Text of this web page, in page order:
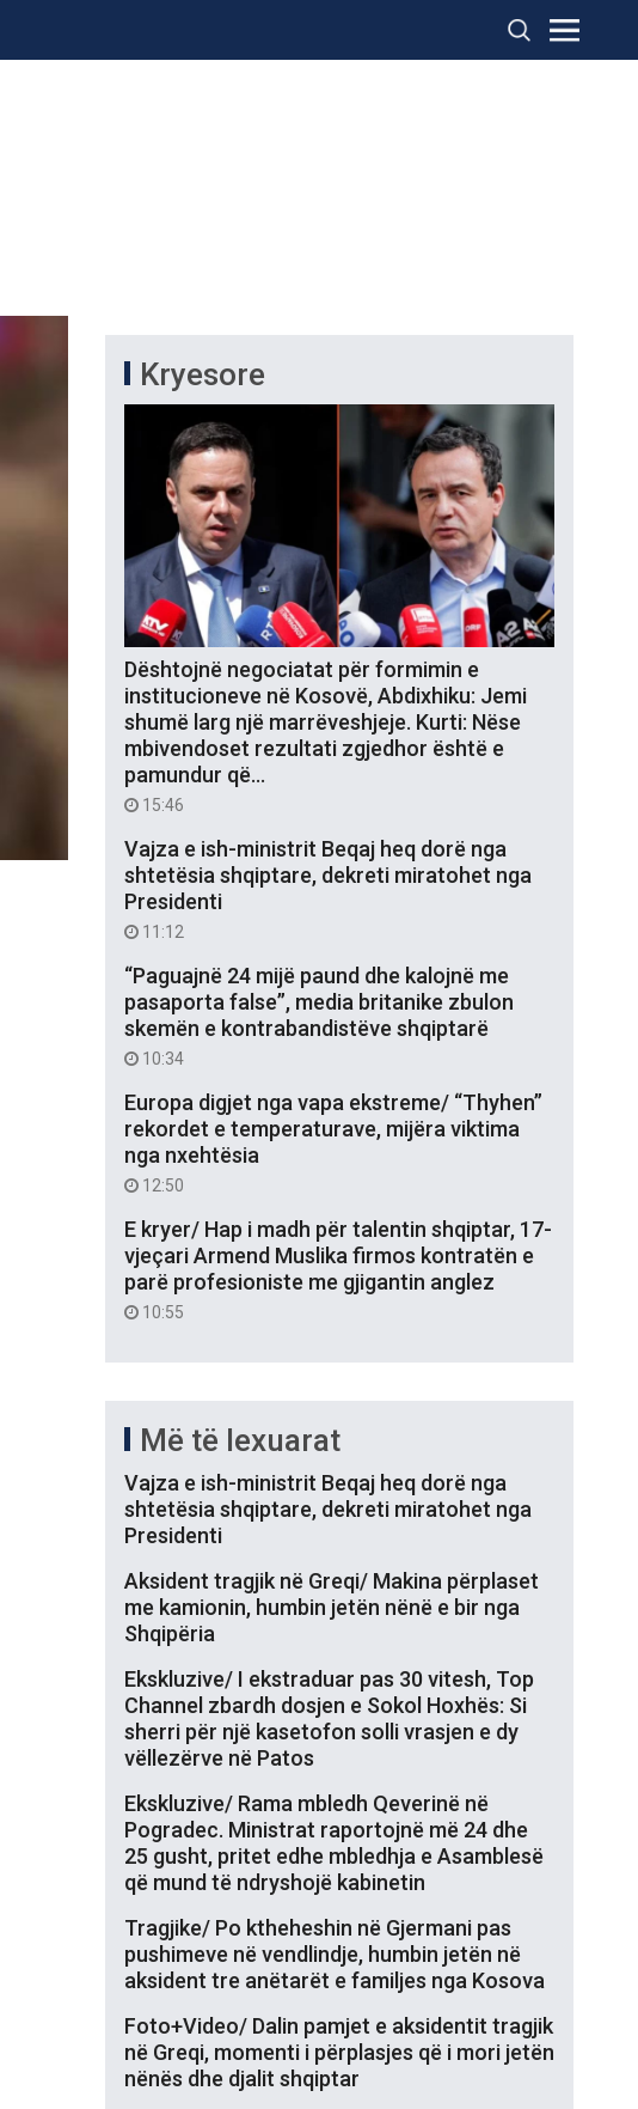
Kryesore
Dështojnë negociatat për formimin e
institucioneve në Kosovë, Abdixhiku: Jemi
shumë larg një marrëveshjeje. Kurti: Nëse
mbivendoset rezultati zgjedhor është e
pamundur që…
15:46
Vajza e ish-ministrit Beqaj heq dorë nga
shtetësia shqiptare, dekreti miratohet nga
Presidenti
11:12
“Paguajnë 24 mijë paund dhe kalojnë me
pasaporta false”, media britanike zbulon
skemën e kontrabandistëve shqiptarë
10:34
Europa digjet nga vapa ekstreme/ “Thyhen”
rekordet e temperaturave, mijëra viktima
nga nxehtësia
12:50
E kryer/ Hap i madh për talentin shqiptar, 17-
vjeçari Armend Muslika firmos kontratën e
parë profesioniste me gjigantin anglez
10:55
Më të lexuarat
Vajza e ish-ministrit Beqaj heq dorë nga
shtetësia shqiptare, dekreti miratohet nga
Presidenti
Aksident tragjik në Greqi/ Makina përplaset
me kamionin, humbin jetën nënë e bir nga
Shqipëria
Ekskluzive/ I ekstraduar pas 30 vitesh, Top
Channel zbardh dosjen e Sokol Hoxhës: Si
sherri për një kasetofon solli vrasjen e dy
vëllezërve në Patos
Ekskluzive/ Rama mbledh Qeverinë në
Pogradec. Ministrat raportojnë më 24 dhe
25 gusht, pritet edhe mbledhja e Asamblesë
që mund të ndryshojë kabinetin
Tragjike/ Po ktheheshin në Gjermani pas
pushimeve në vendlindje, humbin jetën në
aksident tre anëtarët e familjes nga Kosova
Foto+Video/ Dalin pamjet e aksidentit tragjik
në Greqi, momenti i përplasjes që i mori jetën
nënës dhe djalit shqiptar